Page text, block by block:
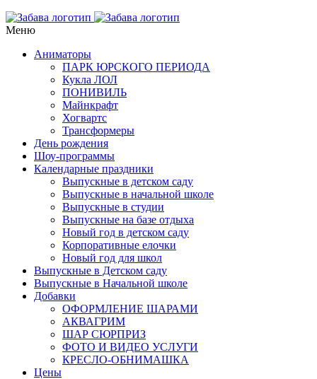
Меню
Аниматоры
ПАРК ЮРСКОГО ПЕРИОДА
Кукла ЛОЛ
ПОНИВИЛЬ
Майнкрафт
Хогвартс
Трансформеры
День рождения
Шоу-программы
Календарные праздники
Выпускные в детском саду
Выпускные в начальной школе
Выпускные в студии
Выпускные на базе отдыха
Новый год в детском саду
Корпоративные елочки
Новый год для школ
Выпускные в Детском саду
Выпускные в Начальной школе
Добавки
ОФОРМЛЕНИЕ ШАРАМИ
АКВАГРИМ
ШАР СЮРПРИЗ
ФОТО И ВИДЕО УСЛУГИ
КРЕСЛО-ОБНИМАШКА
Цены